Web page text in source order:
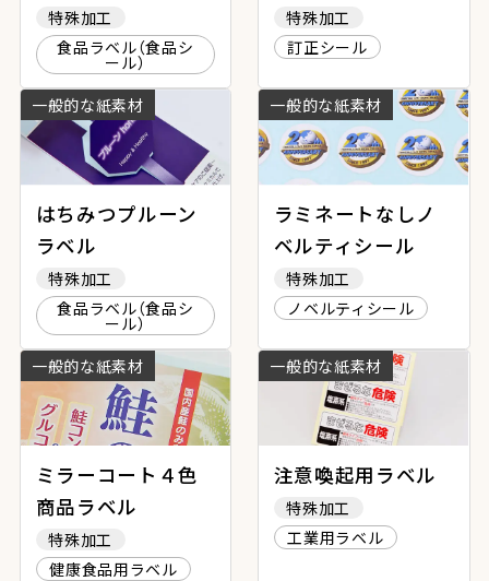
特殊加工
食品ラベル（食品シ
ール）
特殊加工
訂正シール
一般的な紙素材
はちみつプルーン
ラベル
特殊加工
食品ラベル（食品シ
ール）
一般的な紙素材
ラミネートなしノ
ベルティシール
特殊加工
ノベルティシール
一般的な紙素材
ミラーコート４色
商品ラベル
特殊加工
健康食品用ラベル
一般的な紙素材
注意喚起用ラベル
特殊加工
工業用ラベル